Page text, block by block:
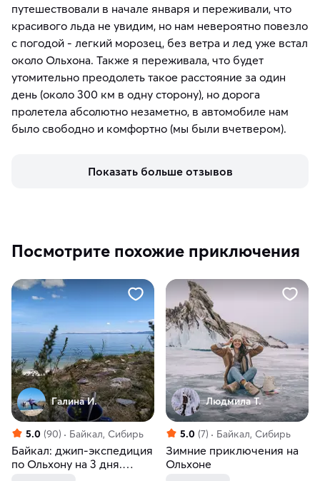
путешествовали в начале января и переживали, что
красивого льда не увидим, но нам невероятно повезло
с погодой - легкий морозец, без ветра и лед уже встал
около Ольхона. Также я переживала, что будет
утомительно преодолеть такое расстояние за один
день (около 300 км в одну сторону), но дорога
пролетела абсолютно незаметно, в автомобиле нам
было свободно и комфортно (мы были вчетвером).
Показать больше отзывов
Посмотрите похожие приключения
Галина И.
5.0 (90) Байкал, Сибирь
Байкал: джип-экспедиция
по Ольхону на 3 дня.
Людмила Т.
5.0 (7) Байкал, Сибирь
Зимние приключения на
Ольхоне